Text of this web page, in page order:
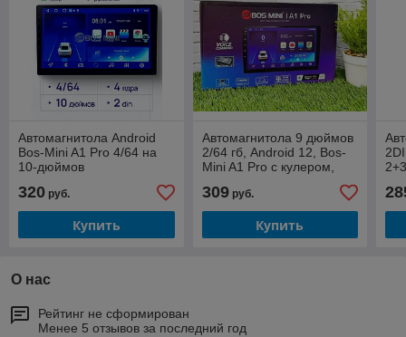
Автомагнитола Android
Bos-Mini A1 Pro 4/64 на
10-дюймов
320 руб.
Купить
Автомагнитола 9 дюймов
2/64 гб, Android 12, Bos-
Mini A1 Pro с кулером,
HDMI CarPlay и Android
Auto
309руб.
Купить
О нас
Рейтинг не сформирован
Менее 5 отзывов за последний год